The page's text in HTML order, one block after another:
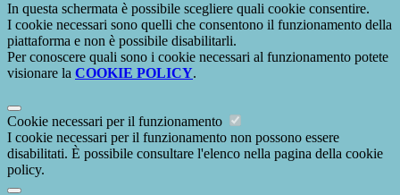
In questa schermata è possibile scegliere quali cookie consentire.
I cookie necessari sono quelli che consentono il funzionamento della
piattaforma e non è possibile disabilitarli.
Per conoscere quali sono i cookie necessari al funzionamento potete
visionare la COOKIE POLICY.
Cookie necessari per il funzionamento
I cookie necessari per il funzionamento non possono essere
disabilitati. È possibile consultare l'elenco nella pagina della cookie
policy.